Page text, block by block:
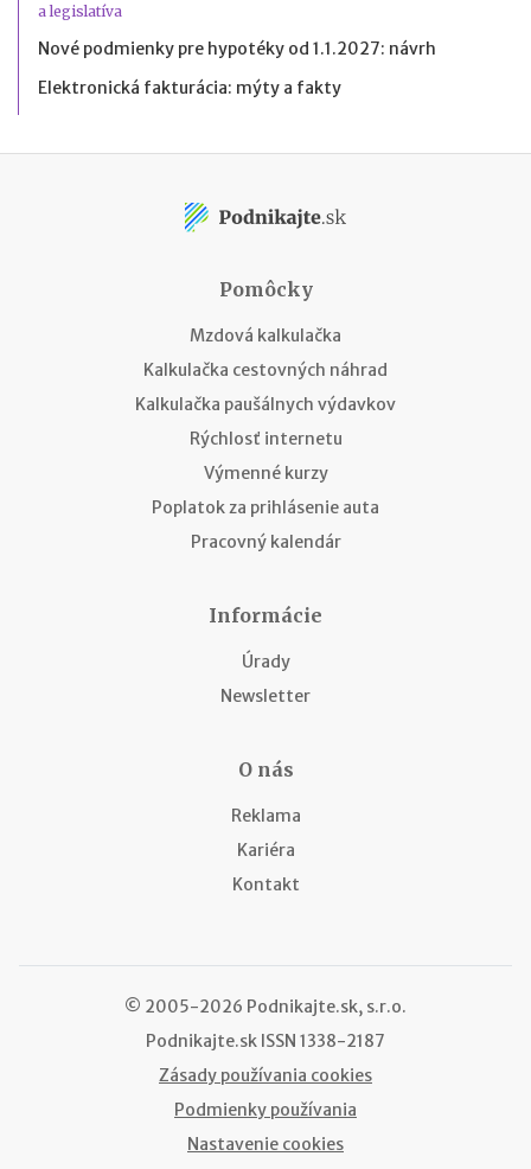
a legislatíva
Nové podmienky pre hypotéky od 1.1.2027: návrh
Elektronická fakturácia: mýty a fakty
Pomôcky
Mzdová kalkulačka
Kalkulačka cestovných náhrad
Kalkulačka paušálnych výdavkov
Rýchlosť internetu
Výmenné kurzy
Poplatok za prihlásenie auta
Pracovný kalendár
Informácie
Úrady
Newsletter
O nás
Reklama
Kariéra
Kontakt
© 2005-2026 Podnikajte.sk, s.r.o.
Podnikajte.sk ISSN 1338-2187
Zásady používania cookies
Podmienky používania
Nastavenie cookies